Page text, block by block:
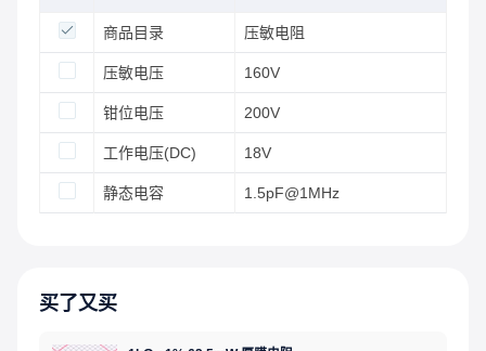
商品目录 压敏电阻
压敏电压 160V
钳位电压 200V
工作电压(DC) 18V
静态电容 1.5pF@1MHz
买了又买